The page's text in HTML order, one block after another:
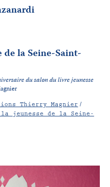
de la Seine-Saint-
du salon du livre jeunesse
Thierry Magnier/
jeunesse de la Seine-